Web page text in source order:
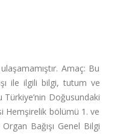
Amaç: Bu
ile ilgili bilgi, tutum ve
Türkiye’nin Doğusundaki
Hemşirelik bölümü 1. ve
Bağışı Genel Bilgi